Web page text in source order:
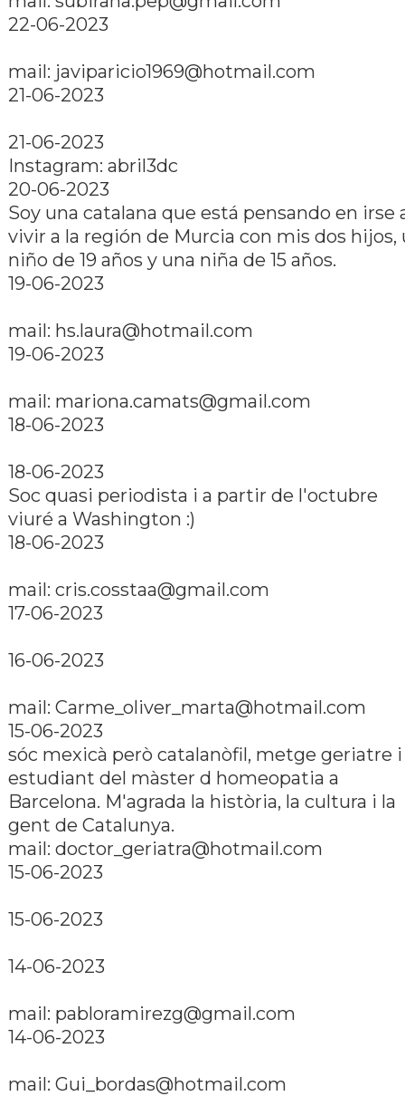
22-06-2023
mail: javiparicio1969@hotmail.com
21-06-2023
21-06-2023
Instagram: abril3dc
20-06-2023
Soy una catalana que está pensando en irse
vivir a la región de Murcia con mis dos hijos,
niño de 19 años y una niña de 15 años.
19-06-2023
mail: hs.laura@hotmail.com
19-06-2023
mail: mariona.camats@gmail.com
18-06-2023
18-06-2023
Soc quasi periodista i a partir de l'octubre
viuré a Washington :)
18-06-2023
mail: cris.cosstaa@gmail.com
17-06-2023
16-06-2023
mail: Carme_oliver_marta@hotmail.com
15-06-2023
sóc mexicà però catalanòfil, metge geriatre i
estudiant del màster d homeopatia a
Barcelona. M'agrada la història, la cultura i la
gent de Catalunya.
mail: doctor_geriatra@hotmail.com
15-06-2023
15-06-2023
14-06-2023
mail: pabloramirezg@gmail.com
14-06-2023
mail: Gui_bordas@hotmail.com